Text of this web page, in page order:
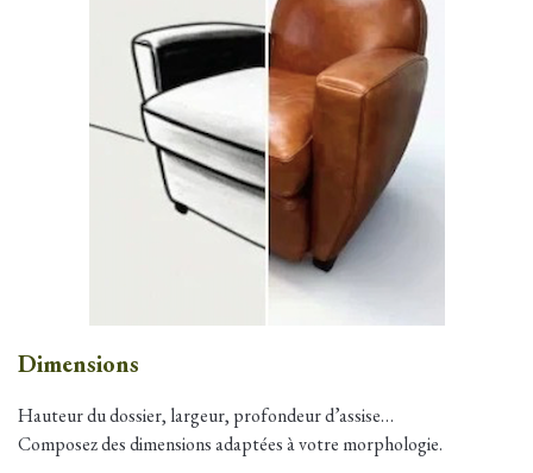
Dimensions
Hauteur du dossier, largeur, profondeur d’assise…
Composez des dimensions adaptées à votre morphologie.